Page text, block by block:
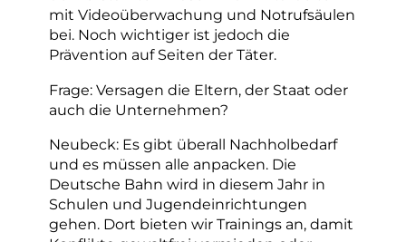
mit Videoüberwachung und Notrufsäulen
bei. Noch wichtiger ist jedoch die
Prävention auf Seiten der Täter.
Frage: Versagen die Eltern, der Staat oder
auch die Unternehmen?
Neubeck: Es gibt überall Nachholbedarf
und es müssen alle anpacken. Die
Deutsche Bahn wird in diesem Jahr in
Schulen und Jugendeinrichtungen
gehen. Dort bieten wir Trainings an, damit